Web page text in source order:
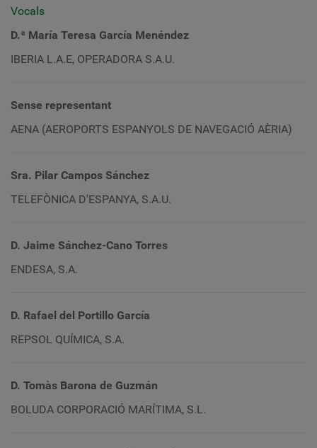
Vocals
D.ª María Teresa García Menéndez
IBERIA L.A.E, OPERADORA S.A.U.
Sense representant
AENA (AEROPORTS ESPANYOLS DE NAVEGACIÓ AÈRIA)
Sra. Pilar Campos Sánchez
TELEFÒNICA D'ESPANYA, S.A.U.
D. Jaime Sánchez-Cano Torres
ENDESA, S.A.
D. Rafael del Portillo García
REPSOL QUÍMICA, S.A.
D. Tomàs Barona de Guzmán
BOLUDA CORPORACIÓ MARÍTIMA, S.L.